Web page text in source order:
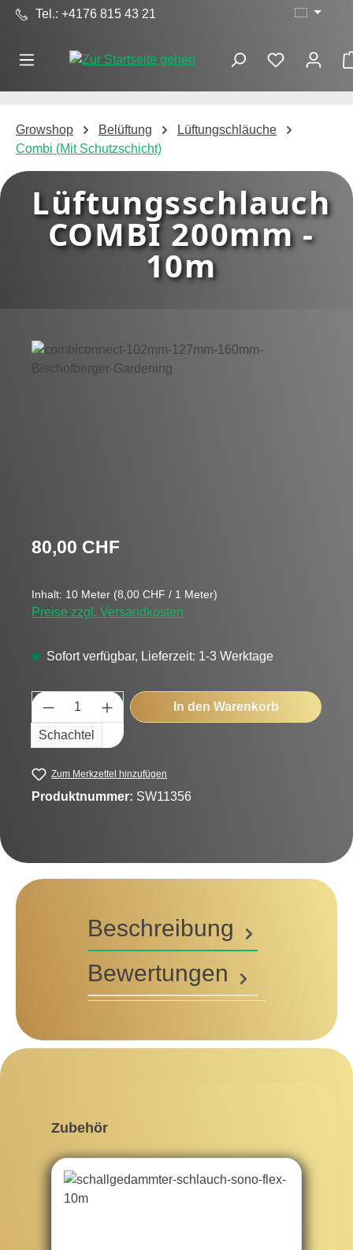
Zum Hauptinhalt springen
Tel.: +4176 815 43 21
Growshop Belüftung
Lüftungschläuche
Combi (Mit Schutzschicht)
Lüftungsschlauch
COMBI 200mm -
10m
Bildergalerie überspringen
Regulärer Preis:
80,00 CHF
Inhalt: 10 Meter (8,00 CHF / 1 Meter)
Preise zzgl. Versandkosten
Sofort verfügbar, Lieferzeit: 1-3 Werktage
Produkt Anzahl: Gib den gewünschten
Schachtel
In den Warenkorb
Zum Merkzettel hinzufügen
Produktnummer: SW11356
Beschreibung
Bewertungen
Produktgalerie überspringen
Zubehör